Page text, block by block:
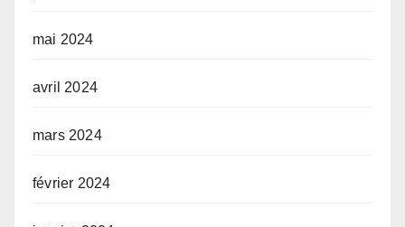
mai 2024
avril 2024
mars 2024
février 2024